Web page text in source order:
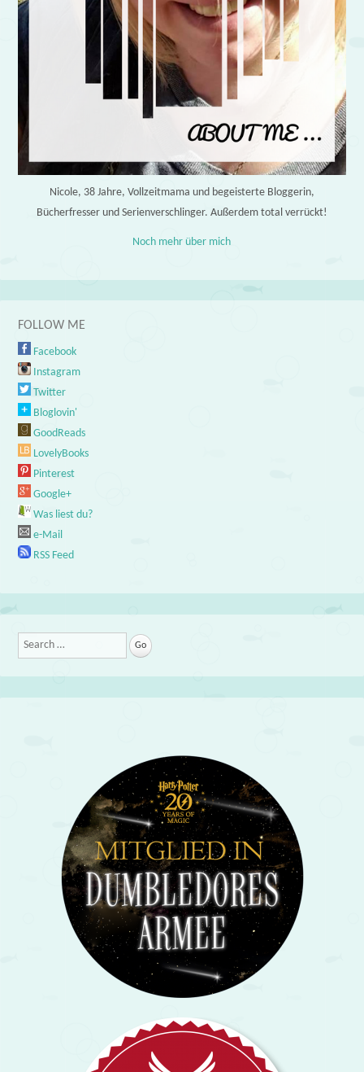
Nicole, 38 Jahre, Vollzeitmama und begeisterte Bloggerin,
Bücherfresser und Serienverschlinger. Außerdem total verrückt!
Noch mehr über mich
FOLLOW ME
Facebook
Instagram
Twitter
Bloglovin'
GoodReads
LovelyBooks
Pinterest
Google+
Was liest du?
e-Mail
RSS Feed
Search